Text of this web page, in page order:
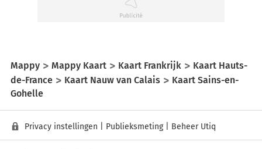
Mappy Mappy Kaart Kaart Frankrijk
Kaart Hauts-
de-France
Kaart Nauw van Calais
Kaart Sains-en-
Gohelle
Privacy instellingen Publieksmeting| Beheer Utiq